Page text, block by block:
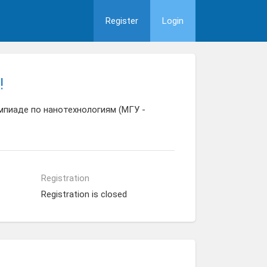
Register Login
по нанотехнологиям (МГУ -
Registration
Registration is closed